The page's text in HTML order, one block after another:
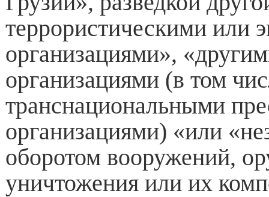
террористическими или
организациями»,
организациями (в том
транснациональными
организациями) «или
оборотом вооружений,
уничтожения или их